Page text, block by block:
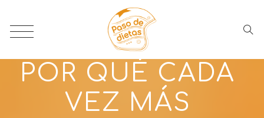
POR QUÉ CADA
VEZ MÁS